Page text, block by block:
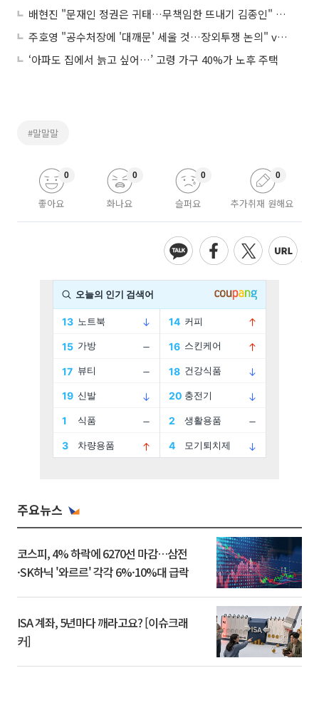
배현진 "문재인 정권은 귀태…무책임한 뜨내기 김종인" vs 고민정 "국민의힘과 배현진 의원의 격이 딱 그 정도" 外
주호영 "공수처장에 '대깨문' 세울 것…장외투쟁 논의" vs 김종민 "여당이면 발 뻗고, 야당이면 새우잠 자는 역사 바뀔 것" 外
‘아파도 집에서 늙고 싶어…’ 고령 가구 40%가 노후 주택
#말말말
좋아요
0
화나요
0
슬퍼요
0
추가취재 원해요
0
주요뉴스
코스피, 4% 하락에 6270선 마감…삼전
·SK하닉 '와르르' 각각 6%·10%대 급락
ISA 계좌, 5년마다 깨라고요? [이슈크래
커]